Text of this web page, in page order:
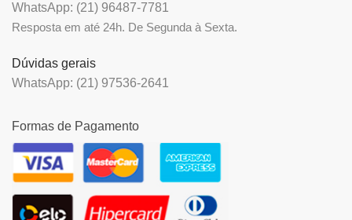
WhatsApp: (21) 96487-7781
Resposta em até 24h. De Segunda à Sexta.
Dúvidas gerais
WhatsApp: (21) 97536-2641
Formas de Pagamento